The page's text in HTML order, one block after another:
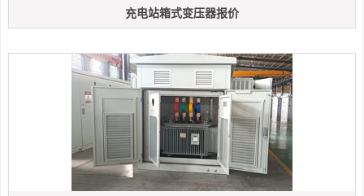
充电站箱式变压器报价